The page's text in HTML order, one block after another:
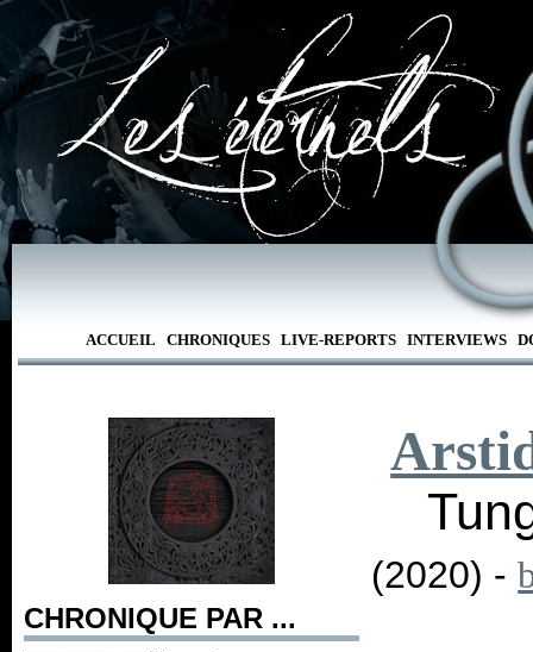
ACCUEIL CHRONIQUES LIVE-REPORTS INTERVIEWS
CHRONIQUE PAR ...
(2020) -